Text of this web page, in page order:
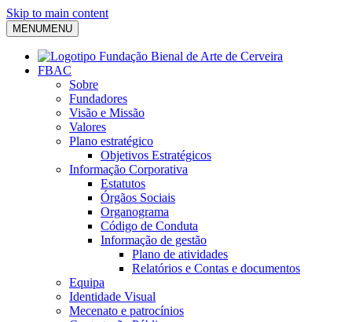
Skip to main content
MENUMENU
FBAC
Sobre
Fundadores
Visão e Missão
Valores
Plano estratégico
Objetivos Estratégicos
Informação Corporativa
Estatutos
Órgãos Sociais
Organograma
Código de Conduta
Informação de gestão
Plano de atividades
Relatórios e Contas e documentos
Equipa
Identidade Visual
Mecenato e patrocínios